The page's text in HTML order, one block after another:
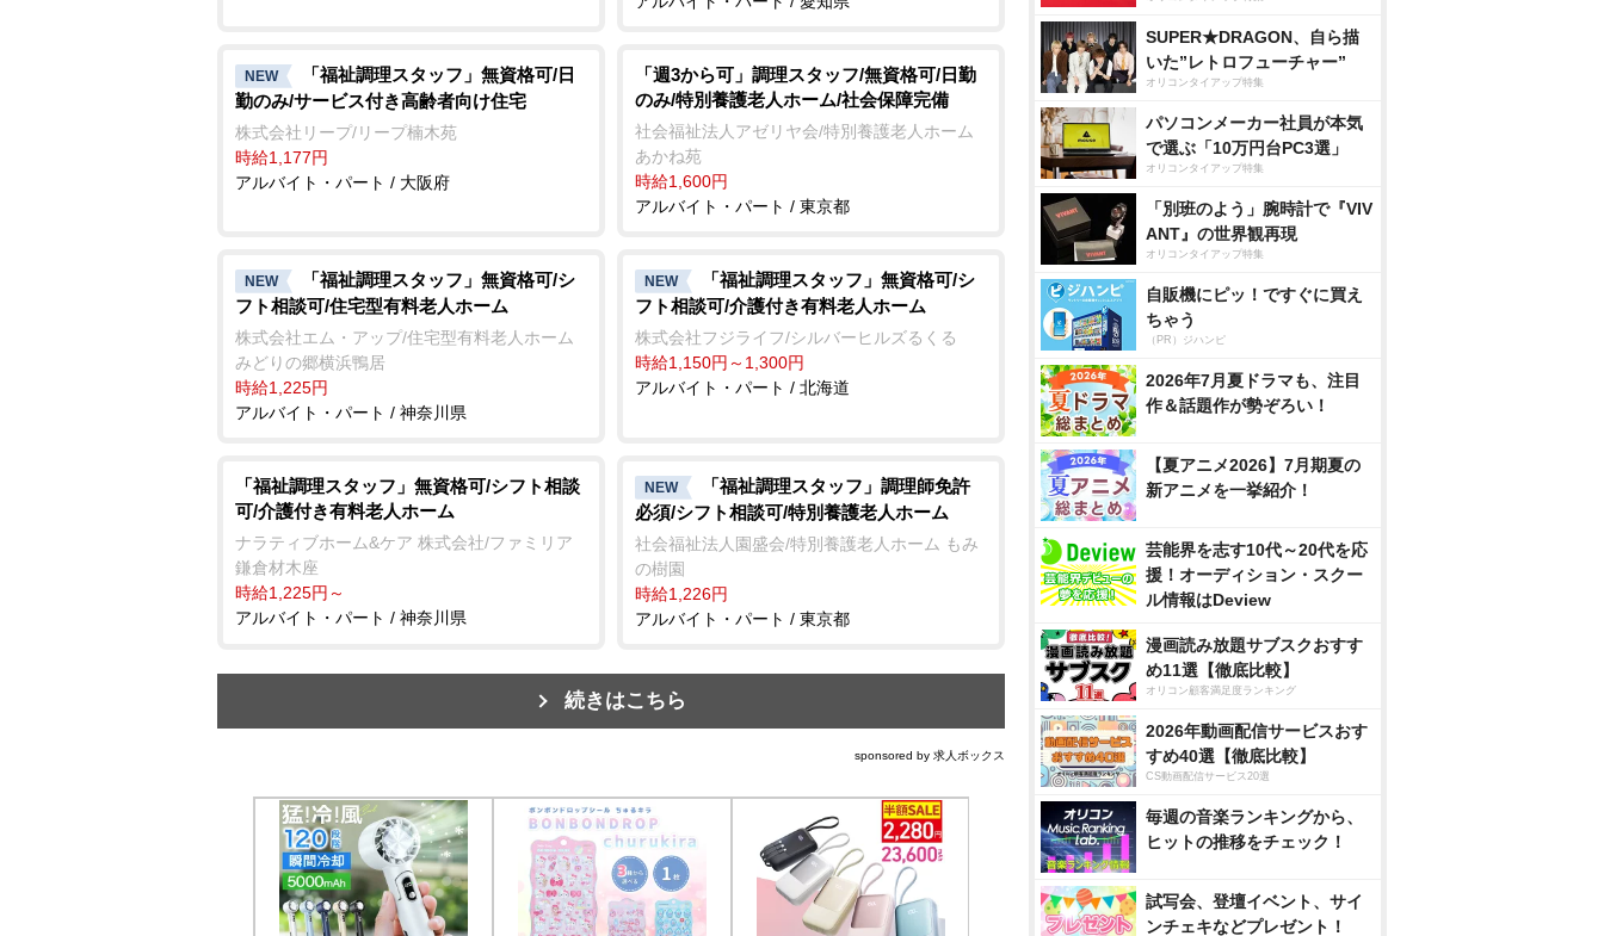
NEW
「福祉調理スタッフ」無資格可/日
勤のみ/サービス付き高齢者向け住宅
株式会社リープ/リープ楠木苑
時給1,177円
アルバイト・パート / 大阪府
「週3から可」調理スタッフ/無資格可/日勤
のみ/特別養護老人ホーム/社会保障完備
社会福祉法人アゼリヤ会/特別養護老人ホーム
あかね苑
時給1,600円
アルバイト・パート / 東京都
NEW
「福祉調理スタッフ」無資格可/シ
フト相談可/住宅型有料老人ホーム
株式会社エム・アップ/住宅型有料老人ホーム
みどりの郷横浜鴨居
時給1,225円
アルバイト・パート / 神奈川県
NEW
「福祉調理スタッフ」無資格可/シ
フト相談可/介護付き有料老人ホーム
株式会社フジライフ/シルバーヒルズるくる
時給1,150円～1,300円
アルバイト・パート / 北海道
「福祉調理スタッフ」無資格可/シフト相談
可/介護付き有料老人ホーム
ナラティブホーム&ケア 株式会社/ファミリア
鎌倉材木座
時給1,225円～
アルバイト・パート / 神奈川県
NEW
「福祉調理スタッフ」調理師免許
必須/シフト相談可/特別養護老人ホーム
社会福祉法人園盛会/特別養護老人ホーム もみ
の樹園
時給1,226円
アルバイト・パート / 東京都
続きはこちら
sponsored by 求人ボックス
SUPER★DRAGON、自ら描
いた”レトロフューチャー”
オリコンタイアップ特集
パソコンメーカー社員が本気
で選ぶ「10万円台PC3選」
オリコンタイアップ特集
「別班のよう」腕時計で『VIV
ANT』の世界観再現
オリコンタイアップ特集
自販機にピッ！ですぐに買え
ちゃう
（PR）ジハンピ
2026年7月夏ドラマも、注目
作＆話題作が勢ぞろい！
【夏アニメ2026】7月期夏の
新アニメを一挙紹介！
芸能界を志す10代～20代を応
援！オーディション・スクー
ル情報はDeview
漫画読み放題サブスクおすす
め11選【徹底比較】
オリコン顧客満足度ランキング
2026年動画配信サービスおす
すめ40選【徹底比較】
CS動画配信サービス20選
毎週の音楽ランキングから、
ヒットの推移をチェック！
試写会、登壇イベント、サイ
ンチェキなどプレゼント！